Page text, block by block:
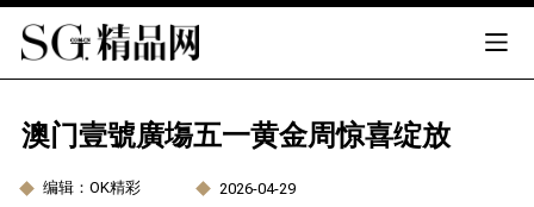
澳门壹號廣塲五一黄金周惊喜绽放
编辑：OK精彩 2026-04-29